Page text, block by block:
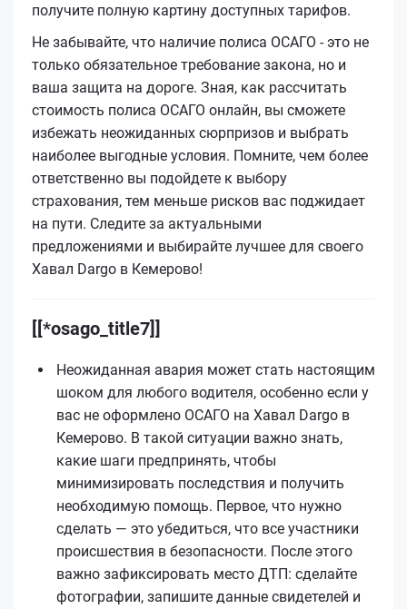
получите полную картину доступных тарифов.
Не забывайте, что наличие полиса ОСАГО - это не
только обязательное требование закона, но и
ваша защита на дороге. Зная, как рассчитать
стоимость полиса ОСАГО онлайн, вы сможете
избежать неожиданных сюрпризов и выбрать
наиболее выгодные условия. Помните, чем более
ответственно вы подойдете к выбору
страхования, тем меньше рисков вас поджидает
на пути. Следите за актуальными
предложениями и выбирайте лучшее для своего
Хавал Dargo в Кемерово!
[[*osago_title7]]
Неожиданная авария может стать настоящим
шоком для любого водителя, особенно если у
вас не оформлено ОСАГО на Хавал Dargo в
Кемерово. В такой ситуации важно знать,
какие шаги предпринять, чтобы
минимизировать последствия и получить
необходимую помощь. Первое, что нужно
сделать — это убедиться, что все участники
происшествия в безопасности. После этого
важно зафиксировать место ДТП: сделайте
фотографии, запишите данные свидетелей и